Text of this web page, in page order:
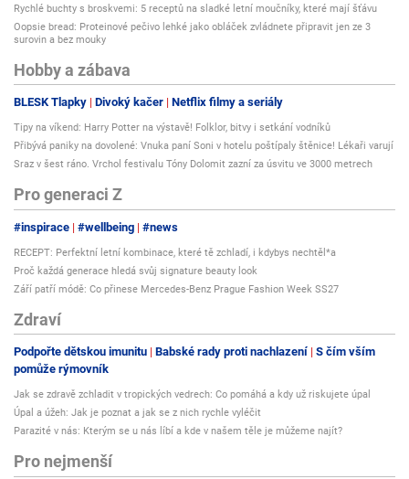
Rychlé buchty s broskvemi: 5 receptů na sladké letní moučníky, které mají šťávu
Oopsie bread: Proteinové pečivo lehké jako obláček zvládnete připravit jen ze 3
surovin a bez mouky
Hobby a zábava
BLESK Tlapky Divoký kačer Netflix filmy a seriály
Tipy na víkend: Harry Potter na výstavě! Folklor, bitvy i setkání vodníků
Přibývá paniky na dovolené: Vnuka paní Soni v hotelu poštípaly štěnice! Lékaři varují
Sraz v šest ráno. Vrchol festivalu Tóny Dolomit zazní za úsvitu ve 3000 metrech
Pro generaci Z
#inspirace #wellbeing #news
RECEPT: Perfektní letní kombinace, které tě zchladí, i kdybys nechtěl*a
Proč každá generace hledá svůj signature beauty look
Září patří módě: Co přinese Mercedes-Benz Prague Fashion Week SS27
Zdraví
Podpořte dětskou imunitu Babské rady proti nachlazení S čím vším
pomůže rýmovník
Jak se zdravě zchladit v tropických vedrech: Co pomáhá a kdy už riskujete úpal
Úpal a úžeh: Jak je poznat a jak se z nich rychle vyléčit
Parazité v nás: Kterým se u nás líbí a kde v našem těle je můžeme najít?
Pro nejmenší